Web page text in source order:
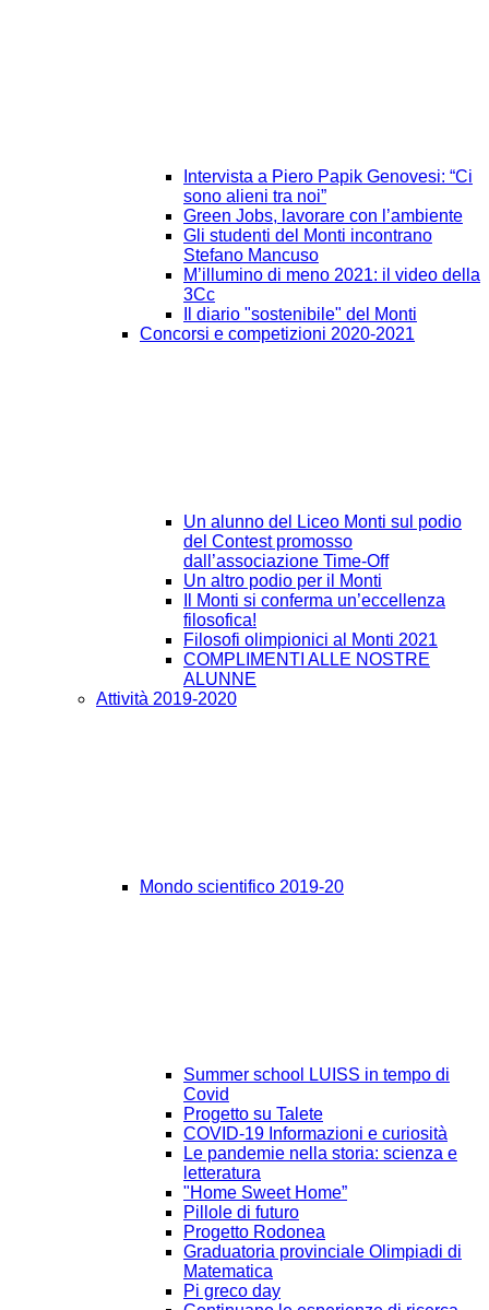
Intervista a Piero Papik Genovesi: “Ci
sono alieni tra noi”
Green Jobs, lavorare con l’ambiente
Gli studenti del Monti incontrano
Stefano Mancuso
M’illumino di meno 2021: il video della
3Cc
Il diario "sostenibile" del Monti
Concorsi e competizioni 2020-2021
Un alunno del Liceo Monti sul podio
del Contest promosso
dall’associazione Time-Off
Un altro podio per il Monti
Il Monti si conferma un’eccellenza
filosofica!
Filosofi olimpionici al Monti 2021
COMPLIMENTI ALLE NOSTRE
ALUNNE
Attività 2019-2020
Mondo scientifico 2019-20
Summer school LUISS in tempo di
Covid
Progetto su Talete
COVID-19 Informazioni e curiosità
Le pandemie nella storia: scienza e
letteratura
"Home Sweet Home”
Pillole di futuro
Progetto Rodonea
Graduatoria provinciale Olimpiadi di
Matematica
Pi greco day